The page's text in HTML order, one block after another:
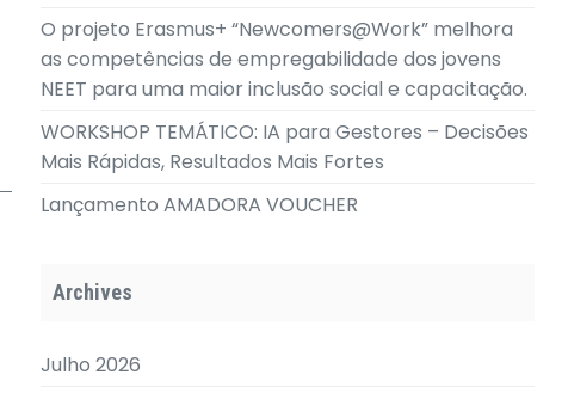
O projeto Erasmus+ “Newcomers@Work” melhora
as competências de empregabilidade dos jovens
NEET para uma maior inclusão social e capacitação.
WORKSHOP TEMÁTICO: IA para Gestores – Decisões
Mais Rápidas, Resultados Mais Fortes
Lançamento AMADORA VOUCHER
Archives
Julho 2026